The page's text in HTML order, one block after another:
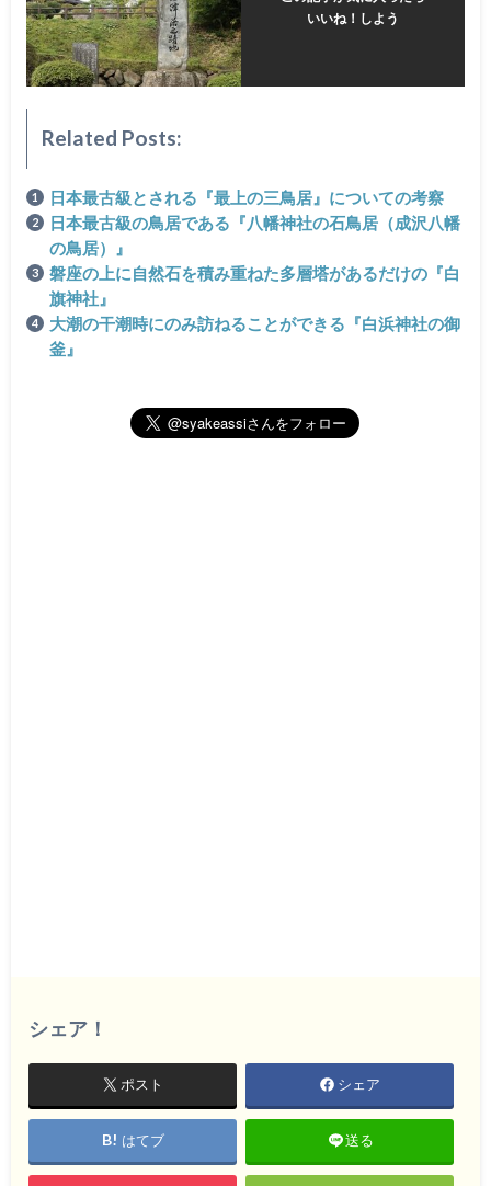
いいね！しよう
Related Posts:
日本最古級とされる『最上の三鳥居』についての考察
日本最古級の鳥居である『八幡神社の石鳥居（成沢八幡
の鳥居）』
磐座の上に自然石を積み重ねた多層塔があるだけの『白
旗神社』
大潮の干潮時にのみ訪ねることができる『白浜神社の御
釜』
シェア！
ポスト シェア
はてブ 送る